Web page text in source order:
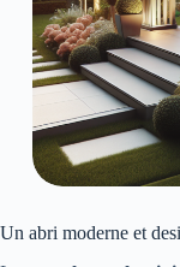
Un abri moderne et